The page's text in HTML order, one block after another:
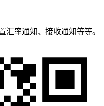
率通知、接收通知等等。